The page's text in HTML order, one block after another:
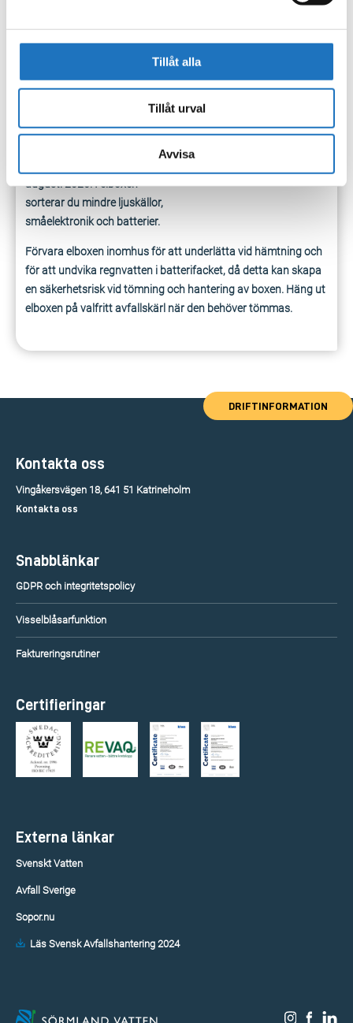
Tillåt alla
Tillåt urval
Avvisa
Elboxeningår ihemsorteringen
som tillhör en gemensam
att hämta en elbox på
augusti 2026. Ielboxen
sorterar du mindre ljuskällor,
småelektronikoch batterier.
Förvara elboxen inomhus för att underlätta vid hämtning och
för att undvika regnvatten i batterifacket, då detta kan skapa
en säkerhetsrisk vid tömningoch hantering av boxen. Häng ut
elboxen på valfritt avfallskärl när den behöver tömmas.
DRIFTINFORMATION
Kontakta oss
Vingåkersvägen 18, 641 51 Katrineholm
Kontakta oss
Snabblänkar
GDPR och integritetspolicy
Visselblåsarfunktion
Faktureringsrutiner
Certifieringar
Externa länkar
Svenskt Vatten
Avfall Sverige
Sopor.nu
Läs Svensk Avfallshantering 2024